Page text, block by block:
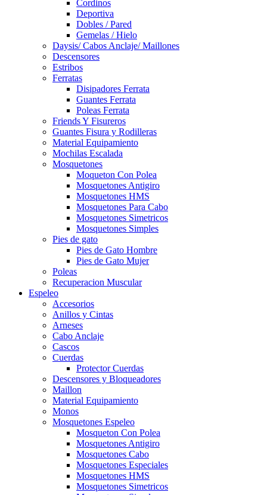
Cordinos
Deportiva
Dobles / Pared
Gemelas / Hielo
Daysis/ Cabos Anclaje/ Maillones
Descensores
Estribos
Ferratas
Disipadores Ferrata
Guantes Ferrata
Poleas Ferrata
Friends Y Fisureros
Guantes Fisura y Rodilleras
Material Equipamiento
Mochilas Escalada
Mosquetones
Moqueton Con Polea
Mosquetones Antigiro
Mosquetones HMS
Mosquetones Para Cabo
Mosquetones Simetricos
Mosquetones Simples
Pies de gato
Pies de Gato Hombre
Pies de Gato Mujer
Poleas
Recuperacion Muscular
Espeleo
Accesorios
Anillos y Cintas
Arneses
Cabo Anclaje
Cascos
Cuerdas
Protector Cuerdas
Descensores y Bloqueadores
Maillon
Material Equipamiento
Monos
Mosquetones Espeleo
Mosqueton Con Polea
Mosquetones Antigiro
Mosquetones Cabo
Mosquetones Especiales
Mosquetones HMS
Mosquetones Simetricos